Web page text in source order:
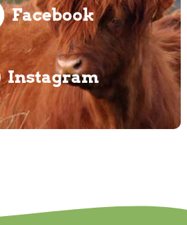
Facebook
Instagram